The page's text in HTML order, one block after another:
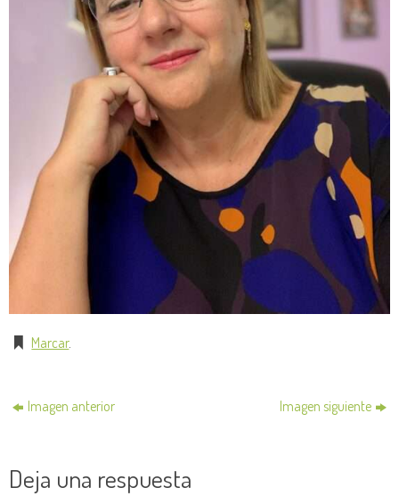
Marcar.
Imagen anterior Imagen siguiente
Deja una respuesta